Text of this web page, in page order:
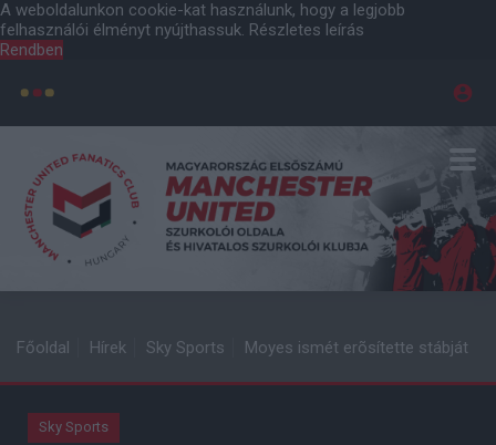
A weboldalunkon cookie-kat használunk, hogy a legjobb
felhasználói élményt nyújthassuk. Részletes leírás
Rendben
Főoldal Hírek Sky Sports Moyes ismét erõsítette stábját
Sky Sports